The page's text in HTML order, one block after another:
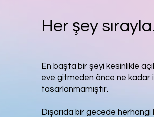
Her şey
En başta bir şeyi kesinlikle
eve gitmeden önce ne kadar
tasarlanmamıştır.
Dışarıda bir gecede